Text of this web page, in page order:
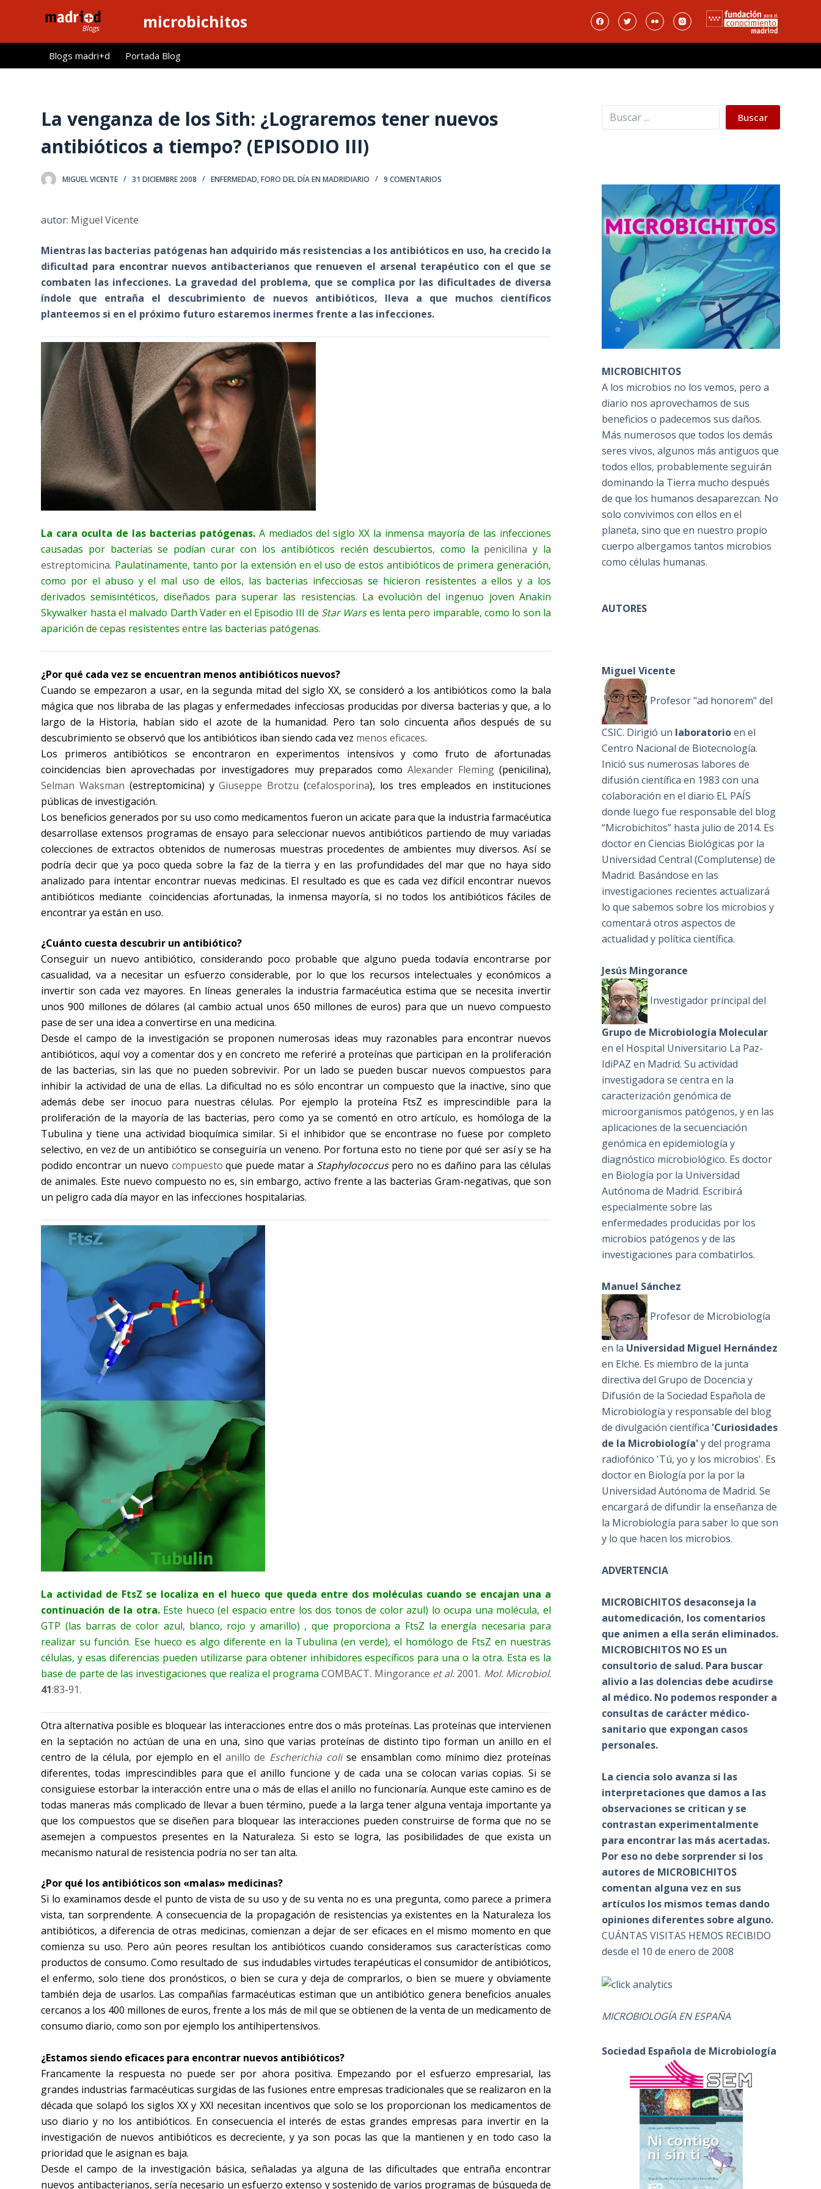
l
microbichitos
Blogs madri+d Portada Blog
La venganza de los Sith: ¿Lograremos tener nuevos
antibióticos a tiempo? (EPISODIO III)
MIGUEL VICENTE 31 DICIEMBRE 2008 ENFERMEDAD,FORO DEL DÍA EN MADRIDIARIO 9 COMENTARIOS
autor: Miguel Vicente
Mientras las bacterias patógenas han adquirido más resistencias a los antibióticos en uso, ha crecido la
dificultad para encontrar nuevos antibacterianos que renueven el arsenal terapéutico con el que se
combaten las infecciones. La gravedad del problema, que se complica por las dificultades de diversa
índole que entraña el descubrimiento de nuevos antibióticos, lleva a que muchos científicos
planteemos si en el próximo futuro estaremos inermes frente a las infecciones.
La cara oculta de las bacterias patógenas. A mediados del siglo XX la inmensa mayoría de las infecciones
causadas por bacterias se podían curar con los antibióticos recién descubiertos, como la penicilina y la
estreptomicina. Paulatinamente, tanto por la extensión en el uso de estos antibióticos de primera generación,
como por el abuso y el mal uso de ellos, las bacterias infecciosas se hicieron resistentes a ellos y a los
derivados semisintéticos, diseñados para superar las resistencias. La evolución del ingenuo joven Anakin
Skywalker hasta el malvado Darth Vader en el Episodio III de Star Warses lenta pero imparable, como lo son la
aparición de cepas resistentes entre las bacterias patógenas.
¿Por qué cada vez se encuentran menos antibióticos nuevos?
Cuando se empezaron a usar, en la segunda mitad del siglo XX, se consideró a los antibióticos como la bala
mágica que nos libraba de las plagas y enfermedades infecciosas producidas por diversa bacterias y que, a lo
largo de la Historia, habían sido el azote de la humanidad. Pero tan solo cincuenta años después de su
descubrimiento se observó que los antibióticos iban siendo cada vez menos eficaces.
Los primeros antibióticos se encontraron en experimentos intensivos y como fruto de afortunadas
coincidencias bien aprovechadas por investigadores muy preparados como Alexander Fleming(penicilina),
Selman Waksman (estreptomicina) yGiuseppe Brotzu (cefalosporina), los tres empleados en instituciones
públicas de investigación.
Los beneficios generados por su uso como medicamentos fueron un acicate para que la industria farmacéutica
desarrollase extensos programas de ensayo para seleccionar nuevos antibióticos partiendo de muy variadas
colecciones de extractos obtenidos de numerosas muestras procedentes de ambientes muy diversos. Así se
podría decir que ya poco queda sobre la faz de la tierra y en las profundidades del mar que no haya sido
analizado para intentar encontrar nuevas medicinas. El resultado es que es cada vez difícil encontrar nuevos
antibióticos mediante coincidencias afortunadas, la inmensa mayoría, si no todos los antibióticos fáciles de
encontrar ya están en uso.
¿Cuánto cuesta descubrir un antibiótico?
Conseguir un nuevo antibiótico, considerando poco probable que alguno pueda todavía encontrarse por
casualidad, va a necesitar un esfuerzo considerable, por lo que los recursos intelectuales y económicos a
invertir son cada vez mayores. En líneas generales la industria farmacéutica estima que se necesita invertir
unos 900 millones de dólares (al cambio actual unos 650 millones de euros) para que un nuevo compuesto
pase de ser una idea a convertirse en una medicina.
Desde el campo de la investigación se proponen numerosas ideas muy razonables para encontrar nuevos
antibióticos, aquí voy a comentar dos y en concreto me referiré a proteínas que participan en la proliferación
de las bacterias, sin las que no pueden sobrevivir. Por un lado se pueden buscar nuevos compuestos para
inhibir la actividad de una de ellas. La dificultad no es sólo encontrar un compuesto que la inactive, sino que
además debe ser inocuo para nuestras células. Por ejemplo la proteína FtsZ es imprescindible para la
proliferación de la mayoría de las bacterias, pero como ya se comentó en otro artículo, es homóloga de la
Tubulina y tiene una actividad bioquímica similar. Si el inhibidor que se encontrase no fuese por completo
selectivo, en vez de un antibiótico se conseguiría un veneno. Por fortuna esto no tiene por qué ser así y se ha
podido encontrar un nuevo compuesto que puede matar a Staphylococcuspero no es dañino para las células
de animales. Este nuevo compuesto no es, sin embargo, activo frente a las bacterias Gram-negativas, que son
un peligro cada día mayor en las infecciones hospitalarias.
La actividad de FtsZ se localiza en el hueco que queda entre dos moléculas cuando se encajan una a
continuación de la otra. Este hueco (el espacio entre los dos tonos de color azul) lo ocupa una molécula, el
GTP (las barras de color azul, blanco, rojo y amarillo) , que proporciona a FtsZ la energía necesaria para
realizar su función. Ese hueco es algo diferente en la Tubulina (en verde), el homólogo de FtsZ en nuestras
células, y esas diferencias pueden utilizarse para obtener inhibidores específicos para una o la otra. Esta es la
base de parte de las investigaciones que realiza el programaCOMBACT. Mingorance et al. 2001. Mol. Microbiol.
41:83-91.
Otra alternativa posible es bloquear las interacciones entre dos o más proteínas. Las proteínas que intervienen
en la septación no actúan de una en una, sino que varias proteínas de distinto tipo forman un anillo en el
centro de la célula, por ejemplo en el anillo de Escherichia colise ensamblan como mínimo diez proteínas
diferentes, todas imprescindibles para que el anillo funcione y de cada una se colocan varias copias. Si se
consiguiese estorbar la interacción entre una o más de ellas el anillo no funcionaría. Aunque este camino es de
todas maneras más complicado de llevar a buen término, puede a la larga tener alguna ventaja importante ya
que los compuestos que se diseñen para bloquear las interacciones pueden construirse de forma que no se
asemejen a compuestos presentes en la Naturaleza. Si esto se logra, las posibilidades de que exista un
mecanismo natural de resistencia podría no ser tan alta.
¿Por qué los antibióticos son «malas» medicinas?
Si lo examinamos desde el punto de vista de su uso y de su venta no es una pregunta, como parece a primera
vista, tan sorprendente. A consecuencia de la propagación de resistencias ya existentes en la Naturaleza los
antibióticos, a diferencia de otras medicinas, comienzan a dejar de ser eficaces en el mismo momento en que
comienza su uso. Pero aún peores resultan los antibióticos cuando consideramos sus características como
productos de consumo. Como resultado de sus indudables virtudes terapéuticas el consumidor de antibióticos,
el enfermo, solo tiene dos pronósticos, o bien se cura y deja de comprarlos, o bien se muere y obviamente
también deja de usarlos. Las compañías farmacéuticas estiman que un antibiótico genera beneficios anuales
cercanos a los 400 millones de euros, frente a los más de mil que se obtienen de la venta de un medicamento de
consumo diario, como son por ejemplo los antihipertensivos.
¿Estamos siendo eficaces para encontrar nuevos antibióticos?
Francamente la respuesta no puede ser por ahora positiva. Empezando por el esfuerzo empresarial, las
grandes industrias farmacéuticas surgidas de las fusiones entre empresas tradicionales que se realizaron en la
década que solapó los siglos XX y XXI necesitan incentivos que solo se los proporcionan los medicamentos de
uso diario y no los antibióticos. En consecuencia el interés de estas grandes empresas para invertir en la
investigación de nuevos antibióticos es decreciente, y ya son pocas las que la mantienen y en todo caso la
prioridad que le asignan es baja.
Desde el campo de la investigación básica, señaladas ya alguna de las dificultades que entraña encontrar
nuevos antibacterianos, sería necesario un esfuerzo extenso y sostenido de varios programas de búsqueda de
Buscar Buscar
MICROBICHITOS
A los microbios no los vemos, pero a
diario nos aprovechamos de sus
beneficios o padecemos sus daños.
Más numerosos que todos los demás
seres vivos, algunos más antiguos que
todos ellos, probablemente seguirán
dominando la Tierra mucho después
de que los humanos desaparezcan. No
solo convivimos con ellos en el
planeta, sino que en nuestro propio
cuerpo albergamos tantos microbios
como células humanas.
AUTORES
Miguel Vicente
Profesor "ad honorem" del
CSIC. Dirigió un laboratorioen el
Centro Nacional de Biotecnología.
Inició sus numerosas labores de
difusión científica en 1983 con una
colaboración en el diario EL PAÍS
donde luego fue responsable del blog
“Microbichitos” hasta julio de 2014. Es
doctor en Ciencias Biológicas por la
Universidad Central (Complutense) de
Madrid. Basándose en las
investigaciones recientes actualizará
lo que sabemos sobre los microbios y
comentará otros aspectos de
actualidad y política científica.
Jesús Mingorance
Investigador principal del
Grupo de Microbiología Molecular
en el Hospital Universitario La Paz-
IdiPAZ en Madrid. Su actividad
investigadora se centra en la
caracterización genómica de
microorganismos patógenos, y en las
aplicaciones de la secuenciación
genómica en epidemiología y
diagnóstico microbiológico. Es doctor
en Biología por la Universidad
Autónoma de Madrid. Escribirá
especialmente sobre las
enfermedades producidas por los
microbios patógenos y de las
investigaciones para combatirlos.
Manuel Sánchez
Profesor de Microbiología
en la Universidad Miguel Hernández
en Elche. Es miembro de la junta
directiva del Grupo de Docencia y
Difusión de la Sociedad Española de
Microbiología y responsable del blog
de divulgación científica 'Curiosidades
de la Microbiología'y del programa
radiofónico 'Tú, yo y los microbios'. Es
doctor en Biología por la por la
Universidad Autónoma de Madrid. Se
encargará de difundir la enseñanza de
la Microbiología para saber lo que son
y lo que hacen los microbios.
ADVERTENCIA
MICROBICHITOS desaconseja la
automedicación, los comentarios
que animen a ella serán eliminados.
MICROBICHITOS NO ES un
consultorio de salud. Para buscar
alivio a las dolencias debe acudirse
al médico. No podemos responder a
consultas de carácter médico-
sanitario que expongan casos
personales.
La ciencia solo avanza si las
interpretaciones que damos a las
observaciones se critican y se
contrastan experimentalmente
para encontrar las más acertadas.
Por eso no debe sorprender si los
autores de MICROBICHITOS
comentan alguna vez en sus
artículos los mismos temas dando
opiniones diferentes sobre alguno.
CUÁNTAS VISITAS HEMOS RECIBIDO
desde el 10 de enero de 2008
MICROBIOLOGÍA EN ESPAÑA
Sociedad Española de Microbiología